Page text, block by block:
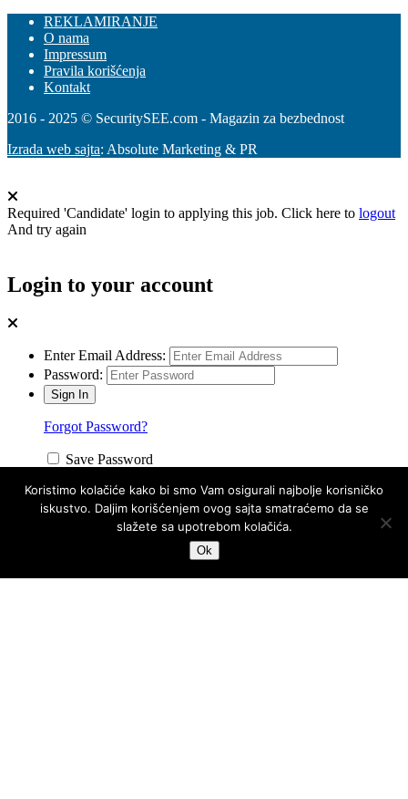
REKLAMIRANJE
O nama
Impressum
Pravila korišćenja
Kontakt
2016 - 2025 © SecuritySEE.com - Magazin za bezbednost
Izrada web sajta: Absolute Marketing & PR
Required 'Candidate' login to applying this job. Click here to logout
And try again
Login to your account
Enter Email Address:
Password:
Forgot Password?
Save Password
Koristimo kolačiće kako bi smo Vam osigurali najbolje korisničko
iskustvo. Daljim korišćenjem ovog sajta smatraćemo da se
slažete sa upotrebom kolačića.
Ok